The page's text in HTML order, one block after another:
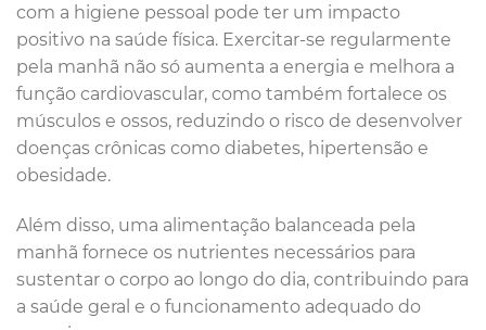
com a higiene pessoal pode ter um impacto
positivo na saúde física. Exercitar-se regularmente
pela manhã não só aumenta a energia e melhora a
função cardiovascular, como também fortalece os
músculos e ossos, reduzindo o risco de desenvolver
doenças crônicas como diabetes, hipertensão e
obesidade.
Além disso, uma alimentação balanceada pela
manhã fornece os nutrientes necessários para
sustentar o corpo ao longo do dia, contribuindo para
a saúde geral e o funcionamento adequado do